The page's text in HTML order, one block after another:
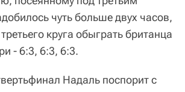
чуть больше двух часов,
круга обыграть британца
- 6:3, 6:3, 6:3.
Надаль поспорит с